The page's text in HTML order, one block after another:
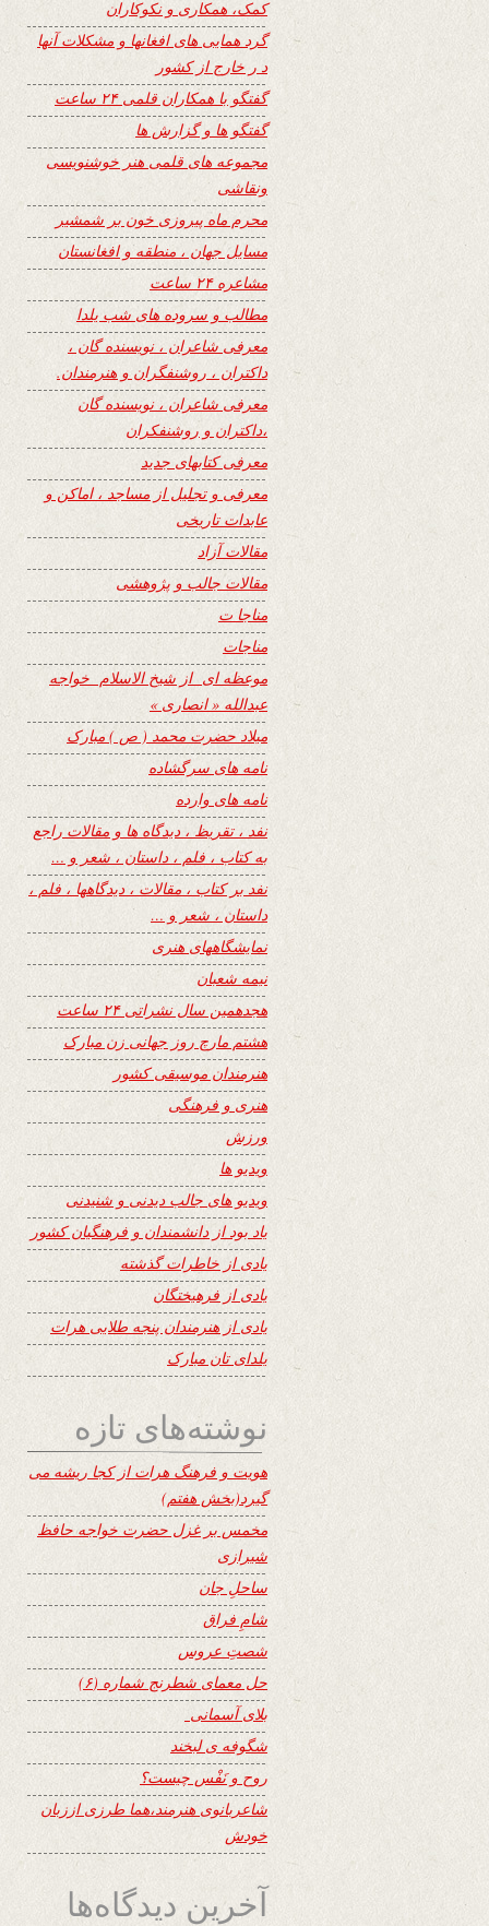
کمک، همکاری و نکوکاران
گرد همایی های افغانها و مشکلات آنها
د ر خارج از کشور
گفتگو با همکاران قلمی ۲۴ ساعت
گفتگو ها و گزارش ها
مجموعه های قلمی هنر خوشنویسی
ونقاشی
محرم ماه پیروزی خون بر شمشیر
مسایل جهان ، منطقه و افغانستان
مشاعره ۲۴ ساعت
مطالب و سروده های شب یلدا
معرفی شاعران ، نویسنده گان ،
داکتران ، روشنفگران و هنرمندان.
معرفی شاعران ، نویسنده گان
،داکتران و روشنفکران
معرفی کتابهای جدید
معرفی و تجلیل از مساجد ، اماکن و
عابدات تاریخی
مقالات آزاد
مقالات جالب و پژوهشی
مناجا ت
مناجات
موعظه ای از شیخ الاسلام خواجه
عبدالله « انصاری »
میلاد حضرت محمد ( ص ) مبارک
نامه های سرگشاده
نامه های وارده
نفد ، تقریظ ، دیدگاه ها و مقالات راجع
به کتاب ، فلم ، داستان ، شعر و …
نفد بر کتاب ، مقالات ، دیدگاهها ، فلم ،
داستان ، شعر و …
نمایشگاههای هنری
نیمه شعبان
هجدهمین سال نشراتی ۲۴ ساعت
هشتم مارچ روز جهانی زن مبارک
هنرمندان موسیقی کشور
هنری و فرهنگی
ورزش
ویدیو ها
ویدیو های جالب دیدنی و شنیدنی
یاد بود از دانشمندان و فرهنگیان کشور
یادی از خاطرات گذشته
یادی از فرهیختگان
یادی از هنرمندان پنجه طلایی هرات
یلدای تان مبارک
نوشته‌های تازه
هویت و فرهنگ هرات از کجا ریشه می
گیرد(بخش هفتم)
مخمس بر غزل حضرت خواجه حافظ
شیرازی
ساحلِ جان
شامِ فراق
شصتِ عروس
حل معمای شطرنج شماره (۶)
بلای آسمانی
شگوفه ى لبخند
روح و نَفْس چیست؟
شاعربانوی هنرمند،هما طرزی اززبان
خودش
آخرین دیدگاه‌ها